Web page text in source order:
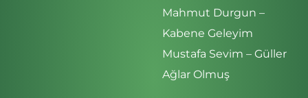
Mahmut Durgun –
Kabene Geleyim
Mustafa Sevim – Güller
Ağlar Olmuş